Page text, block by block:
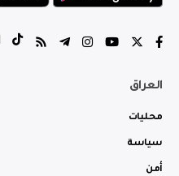
العراق
محليات
سياسة
أمن